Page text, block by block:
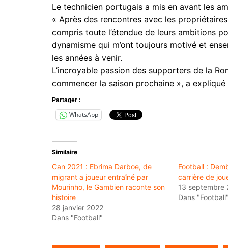
Le technicien portugais a mis en avant les
« Après des rencontres avec les
compris toute l’étendue de leurs ambitions
dynamisme qui m’ont toujours motivé et
les années à venir.
L’incroyable passion des supporters de la
commencer la saison prochaine », a
Partager :
WhatsApp
Similaire
Can 2021 : Ebrima Darboe, de
migrant a joueur entraîné par
Mourinho, le Gambien raconte son
histoire
28 janvier 2022
Dans "Football"
Football :
carrière de
13 septembre
Dans "Football"